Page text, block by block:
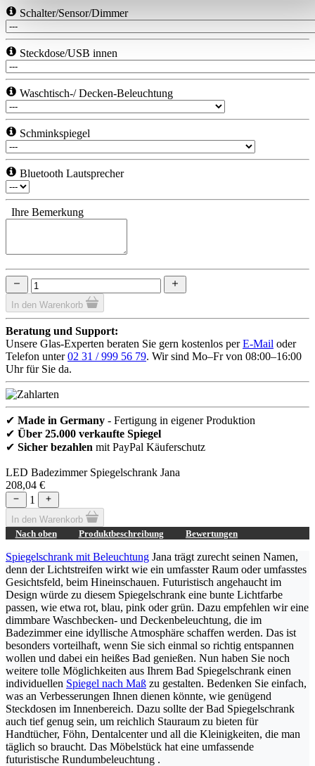
Impressum|Datenschutz
Schalter/Sensor/Dimmer
Steckdose/USB innen
Waschtisch-/ Decken-Beleuchtung
Schminkspiegel
Bluetooth Lautsprecher
Ihre Bemerkung
In den Warenkorb
Beratung und Support:
Unsere Glas-Experten beraten Sie gern kostenlos perE-Mail oder
Telefon unter02 31 / 999 56 79. Wir sind Mo–Fr von 08:00–16:00
Uhr für Sie da.
✔ Made in Germany - Fertigung in eigener Produktion
✔ Über 25.000 verkaufte Spiegel
✔ Sicher bezahlen mit PayPal Käuferschutz
LED Badezimmer Spiegelschrank Jana
208,04 €
1
In den Warenkorb
Nach oben Produktbeschreibung Bewertungen
Spiegelschrank mit Beleuchtung Jana trägt zurecht seinen Namen,
denn der Lichtstreifen wirkt wie ein umfasster Raum oder umfasstes
Gesichtsfeld, beim Hineinschauen. Futuristisch angehaucht im
Design würde zu diesem Spiegelschrank eine bunte Lichtfarbe
passen, wie etwa rot, blau, pink oder grün. Dazu empfehlen wir eine
dimmbare Waschbecken- und Deckenbeleuchtung, die im
Badezimmer eine idyllische Atmosphäre schaffen werden. Das ist
besonders vorteilhaft, wenn Sie sich einmal so richtig entspannen
wollen und dabei ein heißes Bad genießen. Nun haben Sie noch
weitere tolle Möglichkeiten aus Ihrem Bad Spiegelschrank einen
individuellen Spiegel nach Maß zu gestalten. Bedenken Sie einfach,
was an Verbesserungen Ihnen dienen könnte, wie genügend
Steckdosen im Innenbereich. Dazu sollte der Bad Spiegelschrank
auch tief genug sein, um reichlich Stauraum zu bieten für
Handtücher, Föhn, Dentalcenter und all die Kleinigkeiten, die man
täglich so braucht. Das Möbelstück hat eine umfassende
futuristische Rundumbeleuchtung .